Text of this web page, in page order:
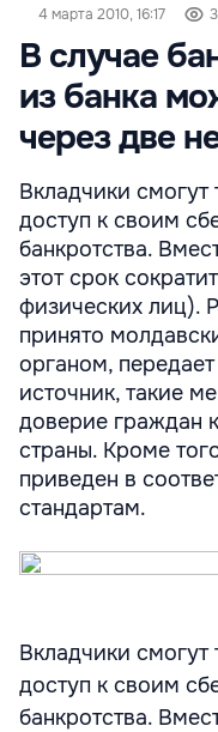
4 марта 2010, 16:17
В случае
из банка
через две
Вкладчики смогут
доступ к своим
банкротства.
этот срок
физических лиц).
принято
органом,
источник, такие
доверие граждан
страны. Кроме
приведен в
стандартам.
Вкладчики смогут
доступ к своим
банкротства.